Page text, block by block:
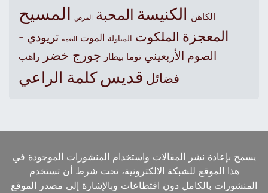
الكاهن الكنيسةالمحبة المرض المسيح
المعجزة الملكوت المناولة الموت النعمة تريودي -
الصوم الأربعيني توما بيطار جورج خضر راهب
فضائل قديس كلمة الراعي
يسمح بإعادة نشر المقالات واستخدام المنشورات الموجودة في
هذا الموقع للشبكة الالكترونية، تحت شرط أن تستخدم
المنشورات بالكامل دون اقتطاعات وبالإشارة إلى مصدر الموقع